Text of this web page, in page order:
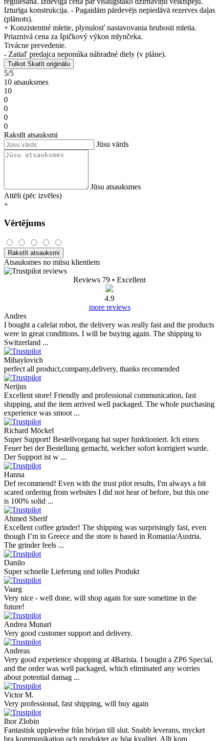
Izturīga konstrukcija. - Pagaidām pārdevējs nepiedāvā rezerves daļas
(plānots).
+ Konzistentné mletie, plynulosť nastavovania hrubosti mletia.
Priaznivá cena za špičkový výkon mlynčeka.
Trvácne prevedenie.
- Zatiaľ predajca neponúka náhradné diely (v pláne).
Tulkot Skatīt oriģinālu
5/5
10 atsauksmes
10
0
0
0
0
Rakstīt atsauksmi
Jūsu vārds
Jūsu atsauksmes
Attēli (pēc izvēles)
+
Vērtējums
Rakstīt atsauksmi
Atsauksmes no mūsu klientiem
Reviews 79 • Excellent
4.9
more reviews
Andres
I bought a cafelat robot, the delivery was really fast and the products
were in great conditions. I will be buying again. The shipping to
Switzerland ...
Mihaylovich
perfect all product,company,delivery, thanks recomended
Nerijus
Excellent store! Friendly and professional communication, fast
shipping, and the item arrived well packaged. The whole purchasing
experience was smoot ...
Richard Möckel
Super Support! Bestellvorgang hat super funktioniert. Ich einen
Feuer bei der Bestellung gemacht, welcher sofort korrigiert wurde.
Der Support ist w ...
Hanna
Def recommend! Even with the trust pilot results, I'm always a bit
scared ordering from websites I did not hear of before, but this one
is 100% solid ...
Ahmed Sherif
Excellent coffee grinder! The shipping was surprisingly fast, even
though I’m in Greece and the store is based in Romania/Austria.
The grinder feels ...
Danilo
Super schnelle Lieferung und tolles Produkt
Vaarg
Very nice - well done, will shop again for sure sometime in the
future!
Andrea Munari
Very good customer support and delivery.
Andreas
Very good experience shopping at 4Barista. I bought a ZP6 Special,
and the order was well packaged, which eliminated any worries
about potential damag ...
Victor M.
Very professional, fast shipping, will buy again
Ihor Zlobin
Fantastisk upplevelse från början till slut. Snabb leverans, mycket
bra kommunikation och produkter av hög kvalitet. Allt kom